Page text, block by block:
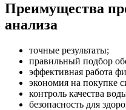
Преимущества
анализа
точные результаты;
правильный подбор
эффективная работа
экономия на покупке
контроль качества
безопасность для